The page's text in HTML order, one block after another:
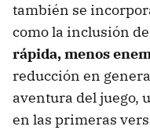
también se
como la inclusión de
rápida, menos
reducción en
aventura del juego,
en las primeras